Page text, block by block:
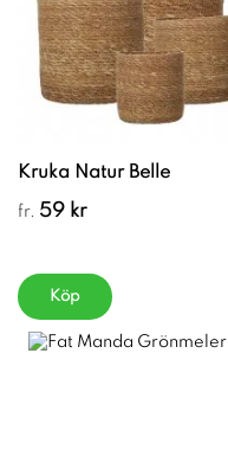
Kruka Natur Belle
fr. 59 kr
Köp